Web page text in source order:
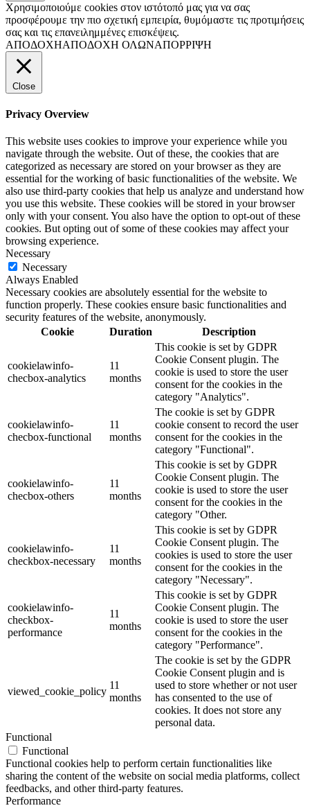
Χρησιμοποιούμε cookies στον ιστότοπό μας για να σας
προσφέρουμε την πιο σχετική εμπειρία, θυμόμαστε τις προτιμήσεις
σας και τις επανειλημμένες επισκέψεις.
ΑΠΟΔΟΧΗΑΠΟΔΟΧΗ ΟΛΩΝΑΠΟΡΡΙΨΗ
Close
Privacy Overview
This website uses cookies to improve your experience while you
navigate through the website. Out of these, the cookies that are
categorized as necessary are stored on your browser as they are
essential for the working of basic functionalities of the website. We
also use third-party cookies that help us analyze and understand how
you use this website. These cookies will be stored in your browser
only with your consent. You also have the option to opt-out of these
cookies. But opting out of some of these cookies may affect your
browsing experience.
Necessary
Necessary
Always Enabled
Necessary cookies are absolutely essential for the website to
function properly. These cookies ensure basic functionalities and
security features of the website, anonymously.
Cookie
Duration Description
cookielawinfo-
checbox-analytics
11
months
This cookie is set by GDPR
Cookie Consent plugin. The
cookie is used to store the user
consent for the cookies in the
category "Analytics".
cookielawinfo-
checbox-functional
11
months
The cookie is set by GDPR
cookie consent to record the user
consent for the cookies in the
category "Functional".
cookielawinfo-
checbox-others
11
months
This cookie is set by GDPR
Cookie Consent plugin. The
cookie is used to store the user
consent for the cookies in the
category "Other.
cookielawinfo-
checkbox-necessary
11
months
This cookie is set by GDPR
Cookie Consent plugin. The
cookies is used to store the user
consent for the cookies in the
category "Necessary".
cookielawinfo-
checkbox-
performance
11
months
This cookie is set by GDPR
Cookie Consent plugin. The
cookie is used to store the user
consent for the cookies in the
category "Performance".
viewed_cookie_policy
11
months
The cookie is set by the GDPR
Cookie Consent plugin and is
used to store whether or not user
has consented to the use of
cookies. It does not store any
personal data.
Functional
Functional
Functional cookies help to perform certain functionalities like
sharing the content of the website on social media platforms, collect
feedbacks, and other third-party features.
Performance